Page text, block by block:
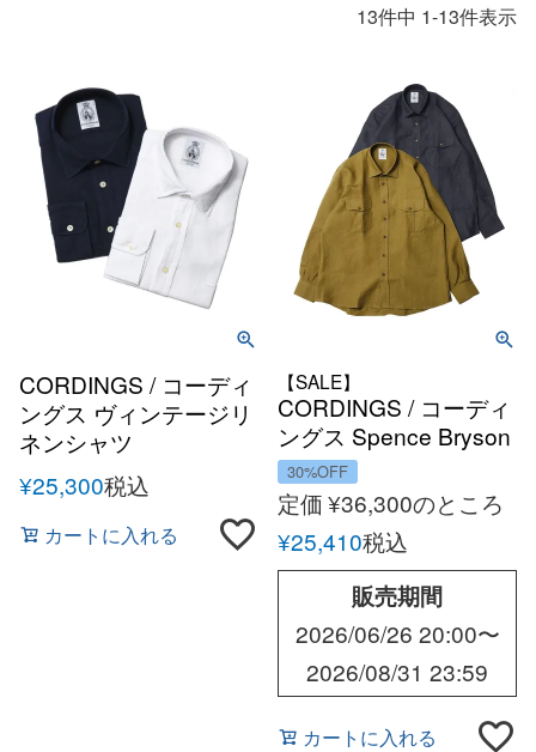
13件中 1-13件表示
CORDINGS / コーディ
ングス ヴィンテージリ
ネンシャツ
¥25,300税込
カートに入れる
【SALE】
CORDINGS / コーディ
ングス Spence Bryson
アイリッシュリネンオ
ーバーシャツ
30%OFF
定価¥36,300のところ
¥25,410税込
販売期間
2026/06/26 20:00〜
2026/08/31 23:59
カートに入れる